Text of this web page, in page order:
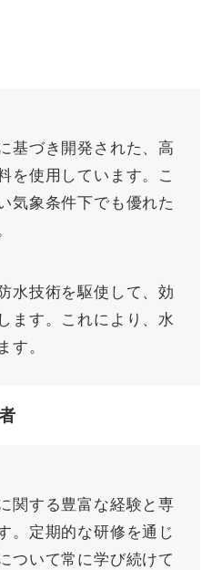
基づき開発された、高
を使用しています。こ
気象条件下でも優れた
水技術を駆使して、効
ます。これにより、水
。
関する豊富な経験と専
。定期的な研修を通じ
ついて常に学び続けて